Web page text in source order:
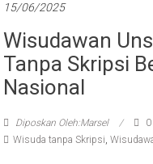
15/06/2025
Wisudawan
Tanpa Skripsi
Nasional
Diposkan Oleh:Marsel
Wisuda tanpa Skripsi,